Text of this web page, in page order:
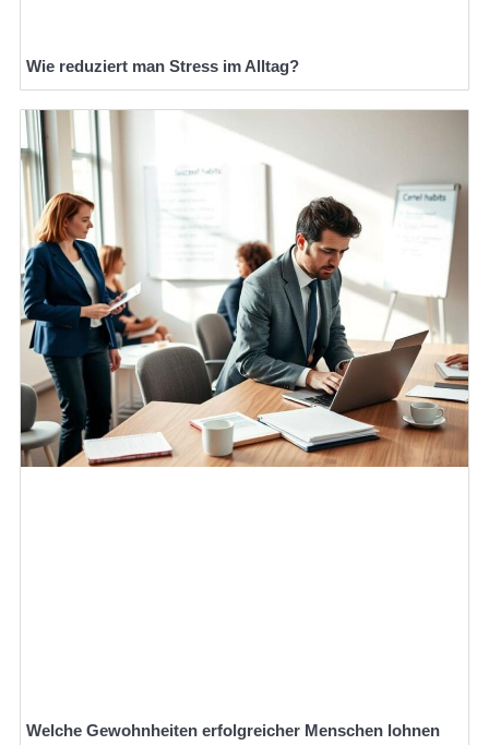
Wie reduziert man Stress im Alltag?
Welche Gewohnheiten erfolgreicher Menschen lohnen